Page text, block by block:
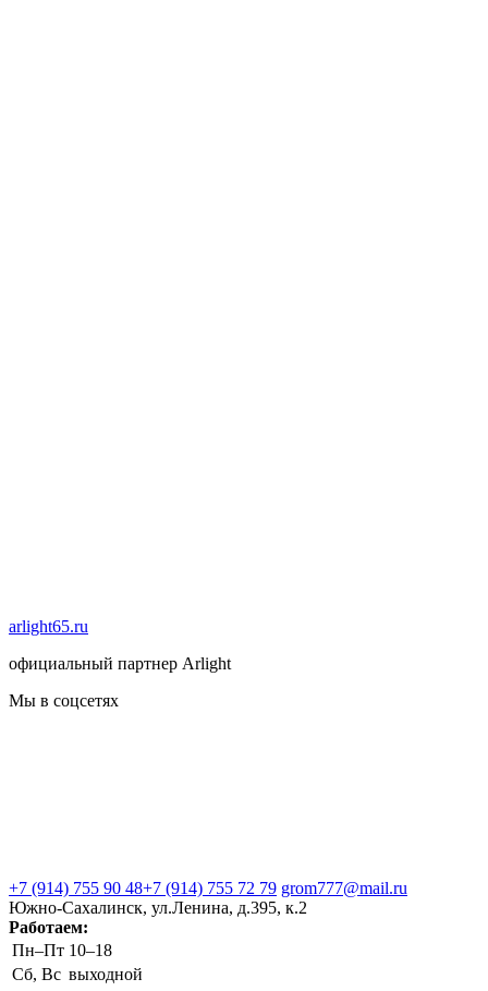
arlight65.ru
официальный партнер Arlight
Мы в соцсетях
+7 (914) 755 90 48+7 (914) 755 72 79 grom777@mail.ru
Южно-Сахалинск, ул.Ленина, д.395, к.2
Работаем:
Пн–Пт 10–18
Сб, Вс выходной